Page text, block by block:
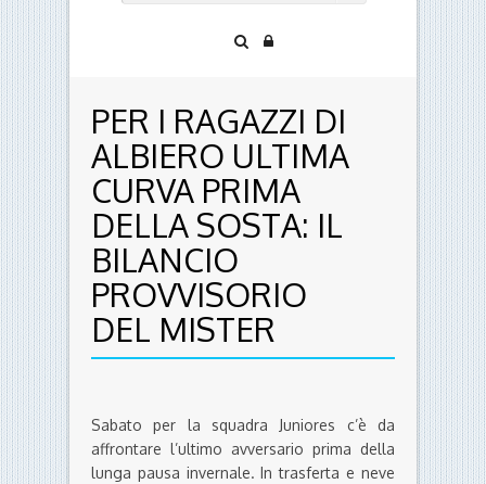
PER I RAGAZZI DI
ALBIERO ULTIMA
CURVA PRIMA
DELLA SOSTA: IL
BILANCIO
PROVVISORIO
DEL MISTER
Sabato per la squadra Juniores c’è da
affrontare l’ultimo avversario prima della
lunga pausa invernale. In trasferta e neve